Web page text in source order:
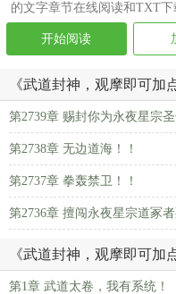
的文字章节在线阅读和TXT下
开始阅读
《武道封神，观摩即可加
第2739章 赐封你为永夜星宗圣
第2738章 无边道海！！
第2737章 拳轰禁卫！！
第2736章 擅闯永夜星宗道冢者
《武道封神，观摩即可加
第1章 武道太卷，我有系统！